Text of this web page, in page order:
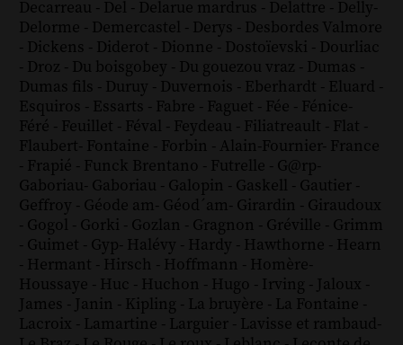
Decarreau - Del - Delarue mardrus - Delattre - Delly-
Delorme - Demercastel - Derys - Desbordes Valmore
- Dickens - Diderot - Dionne - Dostoïevski - Dourliac
- Droz - Du boisgobey - Du gouezou vraz - Dumas -
Dumas fils - Duruy - Duvernois - Eberhardt - Eluard -
Esquiros - Essarts - Fabre - Faguet - Fée - Fénice-
Féré - Feuillet - Féval - Feydeau - Filiatreault - Flat -
Flaubert- Fontaine - Forbin - Alain-Fournier- France
- Frapié - Funck Brentano - Futrelle - G@rp-
Gaboriau- Gaboriau - Galopin - Gaskell - Gautier -
Geffroy - Géode am- Géod´am- Girardin - Giraudoux
- Gogol - Gorki - Gozlan - Gragnon - Gréville - Grimm
- Guimet - Gyp- Halévy - Hardy - Hawthorne - Hearn
- Hermant - Hirsch - Hoffmann - Homère-
Houssaye - Huc - Huchon - Hugo - Irving - Jaloux -
James - Janin - Kipling - La bruyère - La Fontaine -
Lacroix - Lamartine - Larguier - Lavisse et rambaud-